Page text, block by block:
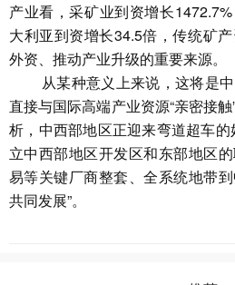
产业看，采矿业到资增长
大利亚到资增长34.5倍，传统矿
外资、推动产业升级的重要来源。
从某种意义上来说，这将是
直接与国际高端产业资源“亲密接
析，中西部地区正迎来弯道超车
立中西部地区开发区和东部地区
易等关键厂商整套、全系统地带
共同发展”。